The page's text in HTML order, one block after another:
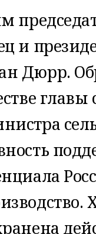
и
Дюрр.
главы